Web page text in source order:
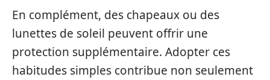
En complément, des chapeaux ou des
lunettes de soleil peuvent offrir une
protection supplémentaire. Adopter ces
habitudes simples contribue non seulement